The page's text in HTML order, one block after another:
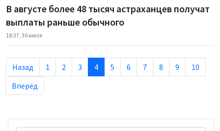
В августе более 48 тысяч астраханцев получат
выплаты раньше обычного
18:37, 30 июля
Назад 1 2 3 4 5 6 7 8 9
10
Вперёд